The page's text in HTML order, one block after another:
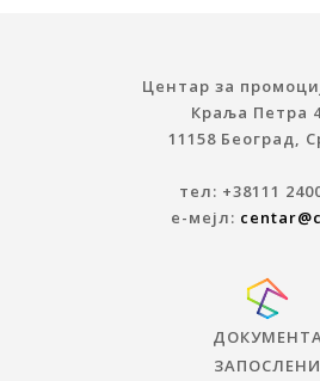
Центар за
Краља Петра
11158 Београд,
тел: +38111
е-мејл:
ЗАПОСЛЕНИ